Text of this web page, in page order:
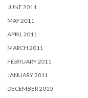
JUNE 2011
MAY 2011
APRIL 2011
MARCH 2011
FEBRUARY 2011
JANUARY 2011
DECEMBER 2010